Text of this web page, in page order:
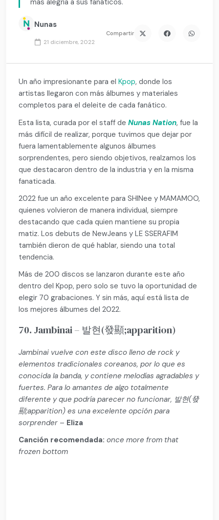
Nunas
21 diciembre, 2022
Compartir
Un año impresionante para elKpop, donde los
artistas llegaron con más álbumes y materiales
completos para el deleite de cada fanático.
Esta lista, curada por el staff deNunas Nation, fue la
más difícil de realizar, porque tuvimos que dejar por
fuera lamentablemente algunos álbumes
sorprendentes, pero siendo objetivos, realzamos los
que destacaron dentro de la industria y en la misma
fanaticada.
2022 fue un año excelente para SHINee y MAMAMOO,
quienes volvieron de manera individual, siempre
destacando que cada quien mantiene su propia
matiz. Los debuts de NewJeans y LE SSERAFIM
también dieron de qué hablar, siendo una total
tendencia.
Más de 200 discos se lanzaron durante este año
dentro del Kpop, pero solo se tuvo la oportunidad de
elegir 70 grabaciones. Y sin más, aquí está lista de
los mejores álbumes del 2022.
70. Jambinai – 발현(發顯;apparition)
Jambinai vuelve con este disco lleno de rock y
elementos tradicionales coreanos, por lo que es
conocida la banda, y contiene melodías agradables y
fuertes. Para lo amantes de algo totalmente
diferente y que podría parecer no funcionar, 발현(發
顯;apparition) es una excelente opción para
sorprender – Eliza
Canción recomendada: once more from that
frozen bottom